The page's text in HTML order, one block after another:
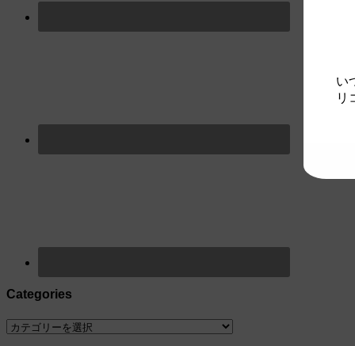
Categories
Categories
い
リ